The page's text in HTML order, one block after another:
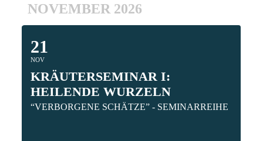
NOVEMBER 2026
21
NOV
KRÄUTERSEMINAR I: HEILENDE
WURZELN
“VERBORGENE SCHÄTZE” - SEMINARREIHE